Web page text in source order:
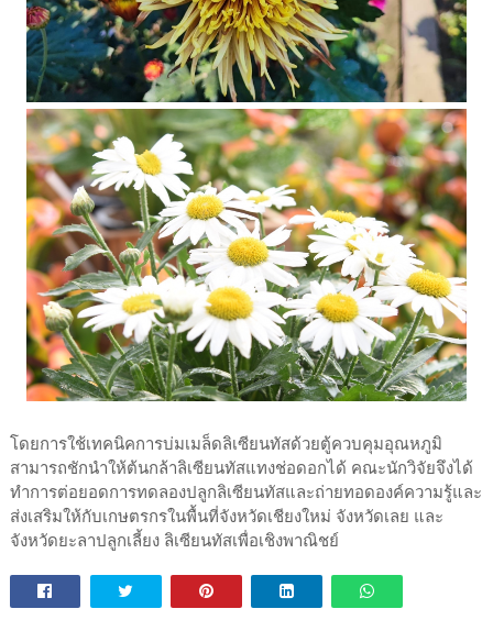
โดยการใช้เทคนิคการบ่มเมล็ดลิเซียนทัสด้วยตู้ควบคุมอุณหภูมิ
สามารถชักนำให้ต้นกล้าลิเซียนทัสแทงช่อดอกได้ คณะนักวิจัยจึงได้
ทำการต่อยอดการทดลองปลูกลิเซียนทัสและถ่ายทอดองค์ความรู้และ
ส่งเสริมให้กับเกษตรกรในพื้นที่จังหวัดเชียงใหม่ จังหวัดเลย และ
จังหวัดยะลาปลูกเลี้ยง ลิเซียนทัสเพื่อเชิงพาณิชย์